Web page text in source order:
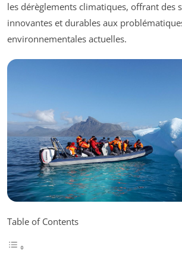
les dérèglements climatiques, offrant des
innovantes et durables aux
environnementales actuelles.
Table of Contents